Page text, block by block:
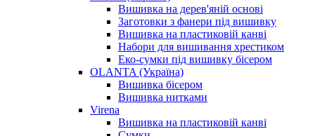
Вишивка на дерев'яній основі
Заготовки з фанери під вишивку
Вишивка на пластиковій канві
Набори для вишивання хрестиком
Еко-сумки під вишивку бісером
OLANTA (Україна)
Вишивка бісером
Вишивка нитками
Virena
Вишивка на пластиковій канві